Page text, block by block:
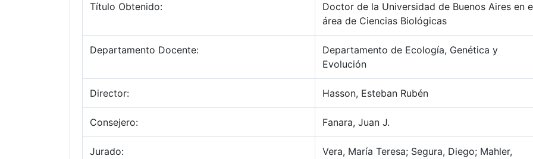
Título Obtenido:
Doctor de la Universidad de Buenos Aires en
área de Ciencias Biológicas
Departamento Docente:
Departamento de Ecología, Genética y
Evolución
Director: Hasson, Esteban Rubén
Consejero: Fanara, Juan J.
Jurado:
Vera, María Teresa; Segura, Diego; Mahler,